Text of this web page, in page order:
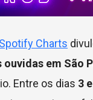
Spotify Charts
ouvidas em São
Entre os dias 3